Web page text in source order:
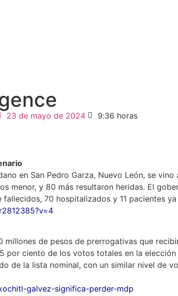
23 de mayo de 2024 9:36 horas
en San Pedro Garza, Nuevo León, se
menor, y 80 más resultaron heridas. El
70 hospitalizados y 11 pacientes
de pesos de prerrogativas que
por ciento de los votos totales en la
de la lista nominal, con un similar nivel
galvez-significa-perder-mdp